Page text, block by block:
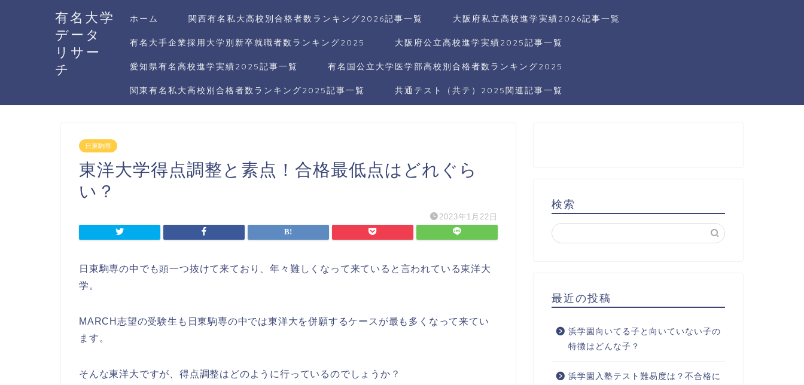
有名大学
データ
リサー
チ
ホーム 関西有名私大高校別合格者数ランキング2026記事一覧 大阪府私立高校進学実績2026記事一覧
有名大手企業採用大学別新卒就職者数ランキング2025 大阪府公立高校進学実績2025記事一覧
愛知県有名高校進学実績2025記事一覧 有名国公立大学医学部高校別合格者数ランキング2025
関東有名私大高校別合格者数ランキング2025記事一覧 共通テスト（共テ）2025関連記事一覧
日東駒専
東洋大学得点調整と素点！合格最低点はどれぐら
い？
2023年1月22日
日東駒専の中でも頭一つ抜けて来ており、年々難しくなって来ていると言われている東洋大
学。
MARCH志望の受験生も日東駒専の中では東洋大を併願するケースが最も多くなって来てい
ます。
そんな東洋大ですが、得点調整はどのように行っているのでしょうか？
検索
最近の投稿
浜学園向いてる子と向いていない子の
特徴はどんな子？
浜学園入塾テスト難易度は？不合格に